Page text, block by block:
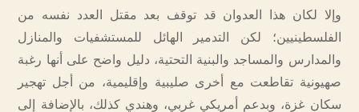
وإلا لكان هذا العدوان قد توقف بعد مقتل العدد نفسه من
الفلسطينيين؛ لكن التدمير الهائل للمستشفيات والمنازل
والمدارس والمساجد والبنية التحتية، دليل واضح على أنها رغبة
صهيونية تقاطعت مع أخرى صليبية وإقليمية، من أجل تهجير
سكان غزة، وبدعم أمريكي غربي، وهندي كذلك، بالإضافة إلى